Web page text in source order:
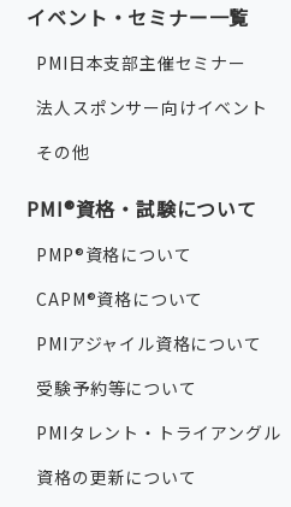
イベント・セミナー一覧
PMI日本支部主催セミナー
法人スポンサー向けイベント
その他
PMI®資格・試験について
PMP®資格について
CAPM®資格について
PMIアジャイル資格について
受験予約等について
PMIタレント・トライアングル
資格の更新について